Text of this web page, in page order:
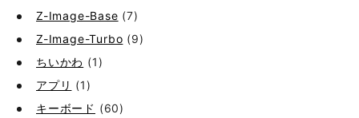
Z-Image-Base (7)
Z-Image-Turbo (9)
ちいかわ (1)
アプリ (1)
キーボード (60)